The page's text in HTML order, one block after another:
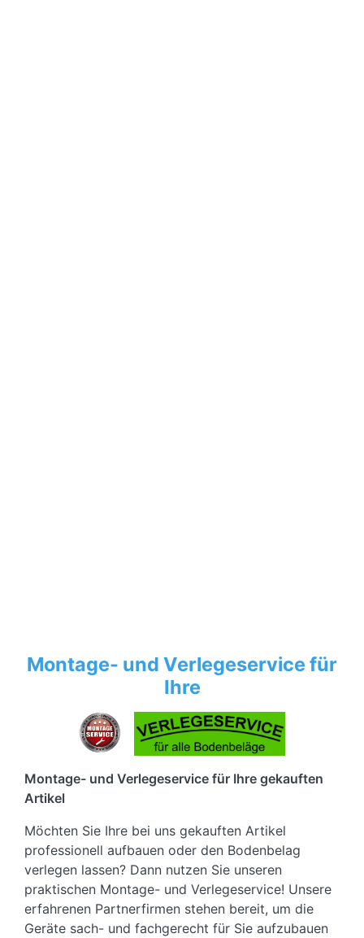
Montage- und Verlegeservice für
Ihre
Montage- und Verlegeservice für Ihre gekauften
Artikel
Möchten Sie Ihre bei uns gekauften Artikel
professionell aufbauen oder den Bodenbelag
verlegen lassen? Dann nutzen Sie unseren
praktischen Montage- und Verlegeservice! Unsere
erfahrenen Partnerfirmen stehen bereit, um die
Geräte sach- und fachgerecht für Sie aufzubauen